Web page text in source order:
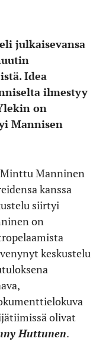
julkaisevansa
Idea
ilmestyy
on
Mannisen
Manninen
kanssa
siirtyi
on
keskustelu
olivat
Huttunen.